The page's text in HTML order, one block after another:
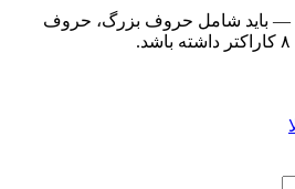
— باید شامل حروف بزرگ، حروف